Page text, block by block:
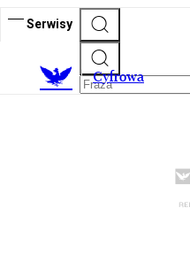
Serwisy
Cyfrowa